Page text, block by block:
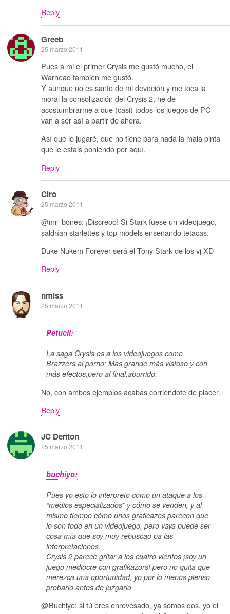
Reply
Greeb
25 marzo 2011
Pues a mi el primer Crysis me gustó mucho, el
Warhead también me gustó.
Y aunque no es santo de mi devoción y me toca la
moral la consolización del Crysis 2, he de
acostumbrarme a que (casi) todos los juegos de PC
van a ser así a partir de ahora.
Así que lo jugaré, que no tiene para nada la mala pinta
que le estais poniendo por aquí.
Reply
Ciro
25 marzo 2011
@mr_bones: ¡Discrepo! Si Stark fuese un videojuego,
saldrían starlettes y top models enseñando tetacas.
Duke Nukem Forever será el Tony Stark de los vj XD
Reply
nmlss
25 marzo 2011
Petucli:
La saga Crysis es a los videojuegos como
Brazzers al porno: Mas grande,más vistoso y con
más efectos,pero al final,aburrido.
No, con ambos ejemplos acabas corriéndote de placer.
Reply
JC Denton
25 marzo 2011
buchiyo:
Pues yo esto lo interpreto como un ataque a los
“medios especializados” y cómo se venden, y al
mismo tiempo cómo unos graficazos parecen que
lo son todo en un videojuego, pero vaya puede ser
cosa mía que soy muy rebuscao pa las
interpretaciones.
Crysis 2 parece gritar a los cuatro vientos ¡soy un
juego mediocre con grafikazors! pero no quita que
merezca una oportunidad, yo por lo menos pienso
probarlo antes de juzgarlo
@Buchiyo: si tú eres enrevesado, ya somos dos, yo el